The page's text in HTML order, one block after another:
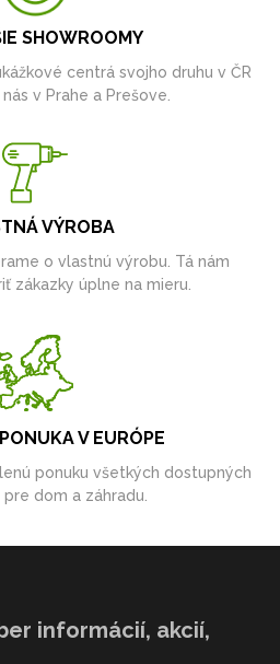
SHOWROOMY
centrá svojho druhu v ČR
v Prahe a Prešove.
VÝROBA
o vlastnú výrobu. Tá nám
zákazky úplne na mieru.
V EURÓPE
ponuku všetkých dostupných
dom a záhradu.
informácií, akcií,